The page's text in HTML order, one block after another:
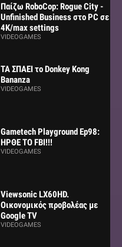
Παίζω RoboCop: Rogue City -
Unfinished Business στο PC σε
4K/max settings
VIDEOGAMES
ΤΑ ΣΠΑΕΙ το Donkey Kong
Bananza
VIDEOGAMES
Gametech Playground Ep98:
ΗΡΘΕ ΤΟ FBI!!!
VIDEOGAMES
Viewsonic LX60HD.
Οικονομικός προβολέας με
Google TV
VIDEOGAMES